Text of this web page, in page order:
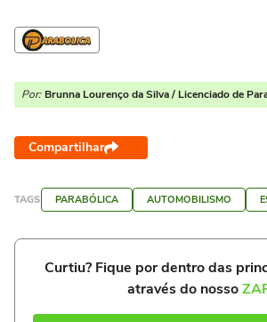
Por: Brunna Lourenço da Silva / Licenciado de
Compartilhar
TAGS PARABÓLICA AUTOMOBILISMO
Curtiu? Fique por dentro das
através do nosso